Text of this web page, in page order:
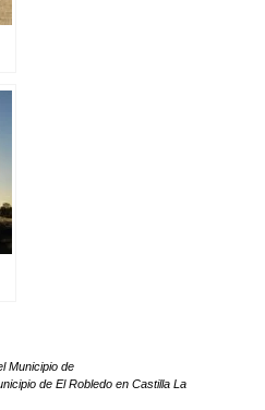
Municipio de
de El Robledo en Castilla La